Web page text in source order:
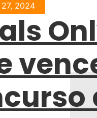
2024